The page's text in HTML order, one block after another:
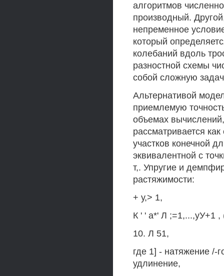
алгоритмов
производный.
непременное
который
колебаний вдоль
разностной схемы
собой сложную
Альтернативой
приемлемую
объемах
рассматривается
участков конечной
эквивалентной с
т,. Упругие и
растяжимости:
+ у,> 1,
К ' ' а*' Л ;=1,...,уУ+1 ,
10. Л 51,
где 1] - натяжение /-
удлинение,